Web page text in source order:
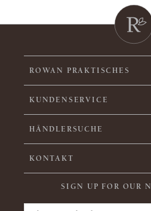
ROWAN PRAKTISCHES
KUNDENSERVICE
HÄNDLERSUCHE
KONTAKT
SIGN UP FOR OUR